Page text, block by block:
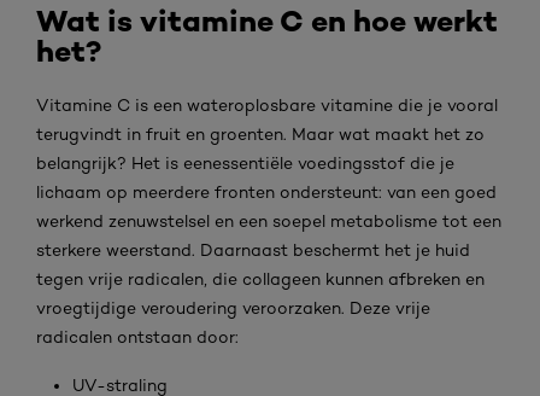
Wat is vitamine C en hoe werkt
het?
Vitamine C is een wateroplosbare vitamine die je vooral
terugvindt in fruit en groenten. Maar wat maakt het zo
belangrijk? Het is eenessentiële voedingsstof die je
lichaam op meerdere fronten ondersteunt: van een goed
werkend zenuwstelsel en een soepel metabolisme tot een
sterkere weerstand. Daarnaast beschermt het je huid
tegen vrije radicalen, die collageen kunnen afbreken en
vroegtijdige veroudering veroorzaken. Deze vrije
radicalen ontstaan door:
UV-straling